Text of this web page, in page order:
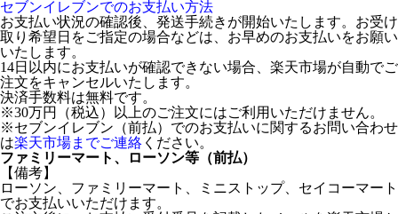
セブンイレブンでのお支払い方法
お支払い状況の確認後、発送手続きが開始いたします。お受け
取り希望日をご指定の場合などは、お早めのお支払いをお願い
いたします。
14日以内にお支払いが確認できない場合、楽天市場が自動でご
注文をキャンセルいたします。
決済手数料は無料です。
※30万円（税込）以上のご注文にはご利用いただけません。
※セブンイレブン（前払）でのお支払いに関するお問い合わせ
は楽天市場までご連絡 ください。
ファミリーマート、ローソン等（前払）
【備考】
ローソン、ファミリーマート、ミニストップ、セイコーマート
でお支払いいただけます。